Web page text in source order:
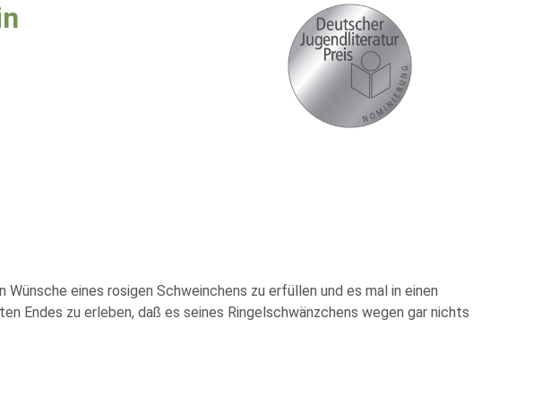
eines rosigen Schweinchens zu erfüllen und es mal in einen
Endes zu erleben, daß es seines Ringelschwänzchens wegen gar nichts